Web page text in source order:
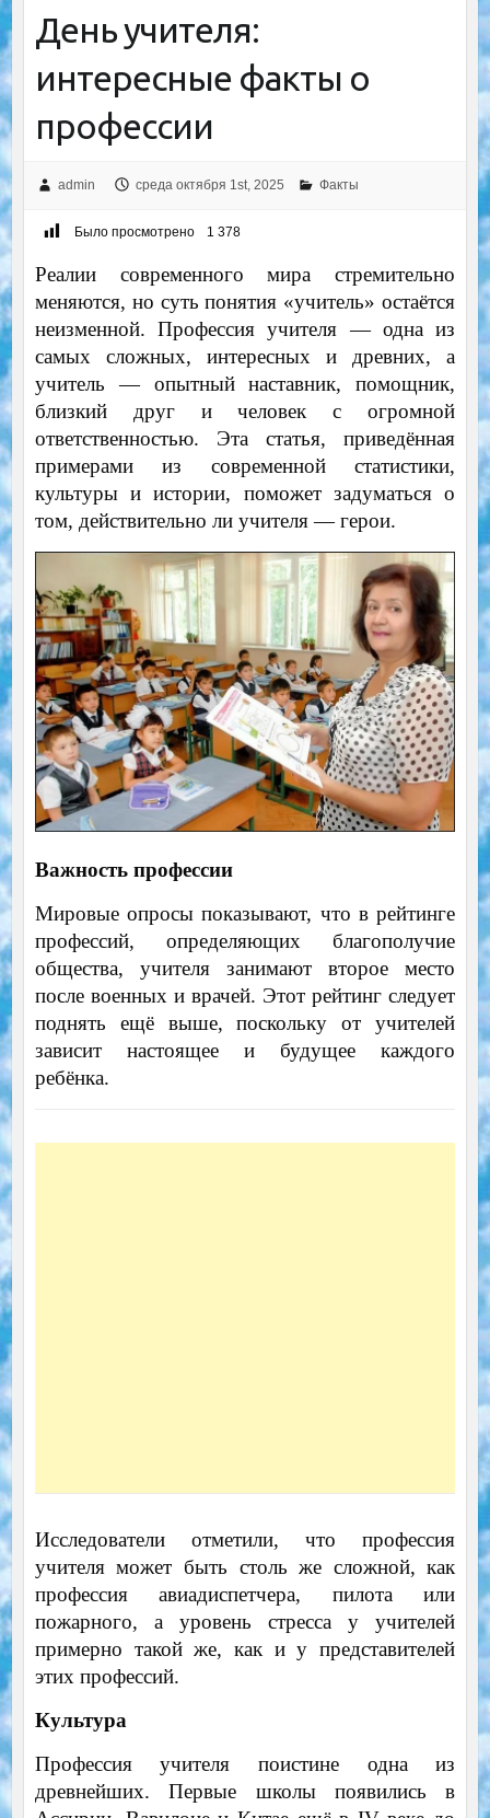
День учителя:
интересные факты о
профессии
admin среда октября 1st, 2025 Факты
Было просмотрено 1 378
Реалии современного мира стремительно
меняются, но суть понятия «учитель» остаётся
неизменной. Профессия учителя — одна из
самых сложных, интересных и древних, а
учитель — опытный наставник, помощник,
близкий друг и человек с огромной
ответственностью. Эта статья, приведённая
примерами из современной статистики,
культуры и истории, поможет задуматься о
том, действительно ли учителя — герои.
Важность профессии
Мировые опросы показывают, что в рейтинге
профессий, определяющих благополучие
общества, учителя занимают второе место
после военных и врачей. Этот рейтинг следует
поднять ещё выше, поскольку от учителей
зависит настоящее и будущее каждого
ребёнка.
Исследователи отметили, что профессия
учителя может быть столь же сложной, как
профессия авиадиспетчера, пилота или
пожарного, а уровень стресса у учителей
примерно такой же, как и у представителей
этих профессий.
Культура
Профессия учителя поистине одна из
древнейших. Первые школы появились в